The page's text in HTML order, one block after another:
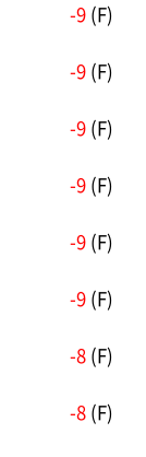
-9 (F)
-9 (F)
-9 (F)
-9 (F)
-9 (F)
-9 (F)
-8 (F)
-8 (F)